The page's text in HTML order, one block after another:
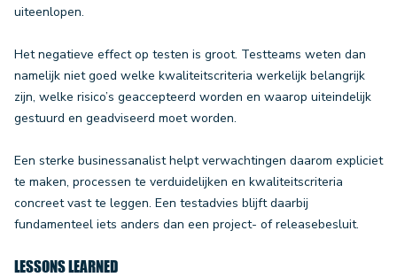
uiteenlopen.
Het negatieve effect op testen is groot. Testteams weten dan
namelijk niet goed welke kwaliteitscriteria werkelijk belangrijk
zijn, welke risico’s geaccepteerd worden en waarop uiteindelijk
gestuurd en geadviseerd moet worden.
Een sterke businessanalist helpt verwachtingen daarom expliciet
te maken, processen te verduidelijken en kwaliteitscriteria
concreet vast te leggen. Een testadvies blijft daarbij
fundamenteel iets anders dan een project- of releasebesluit.
LESSONS LEARNED